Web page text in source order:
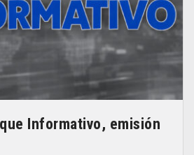
Informativo, emisión